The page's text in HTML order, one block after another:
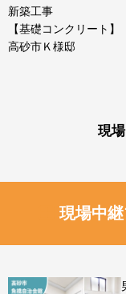
新築工事
【基礎コンクリート】
高砂市Ｋ様邸
現
現場中